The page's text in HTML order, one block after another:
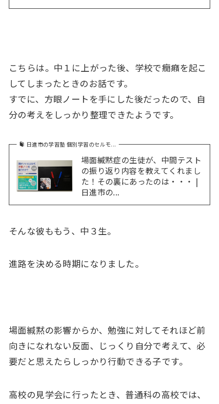
こちらは。中１に上がった後、学校で癇癪を起こ
してしまったときのお話です。
すでに、方眼ノートを手にした後だったので、自
分の考えをしっかり整理できたようです。
日進市の学習塾 個別学習のセルモ...
場面緘黙症の生徒が、中間テスト
の振り返り内容を教えてくれまし
た！その裏にあったのは・・・ |
日進市の...
そんな彼ももう、中３生。
進路を決める時期になりました。
場面緘黙の影響からか、勉強に対してそれほど前
向きになれない反面、じっくり自分で考えて、必
要だと思えたらしっかり行動できる子です。
高校の見学会に行ったとき、普通科の高校では、